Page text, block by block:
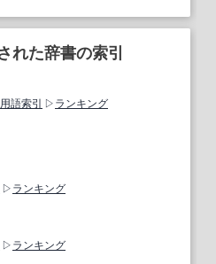
れた辞書の索引
用語索引
ランキング
ランキング
ランキング